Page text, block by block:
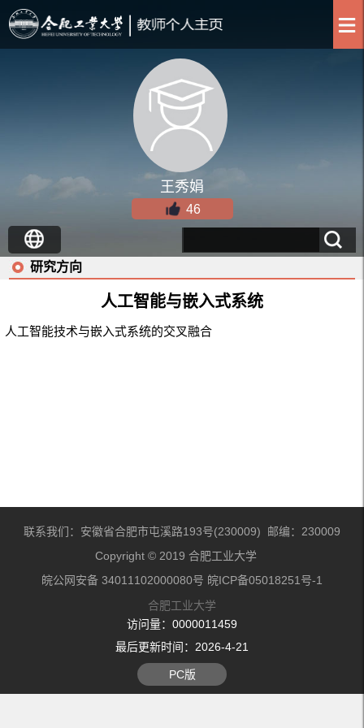
王秀娟
46
研究方向
人工智能与嵌入式系统
人工智能技术与嵌入式系统的交叉融合
联系我们：安徽省合肥市屯溪路193号(230009) 邮编：230009
Copyright © 2019 合肥工业大学
皖公网安备 34011102000080号 皖ICP备05018251号-1
合肥工业大学
访问量： 0000011459
最后更新时间： 2026-4-21
PC版